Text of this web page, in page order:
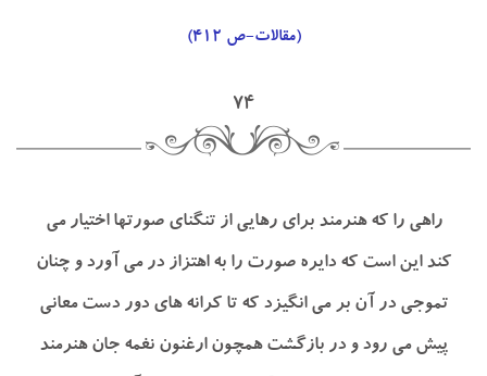
(مقالات-ص ۴۱۲)
۷۴
راهي را كه هنرمند براي رهايي از تنگناي صورتها اختيار مي
كند اين است كه دايره صورت را به اهتزاز در مي آورد و چنان
تموجي در آن بر مي انگيزد كه تا كرانه هاي دور دست معاني
پيش مي رود و در بازگشت همچون ارغنون نغمه جان هنرمند